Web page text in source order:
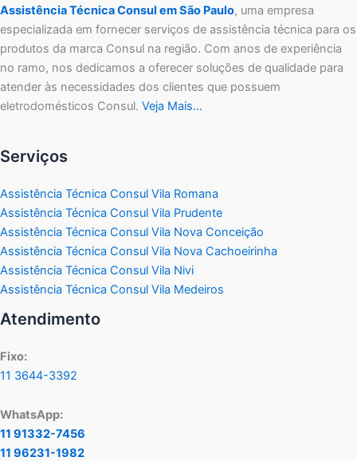
Assistência Técnica Consul em São Paulo, uma empresa
especializada em fornecer serviços de assistência técnica para os
produtos da marca Consul na região. Com anos de experiência
no ramo, nos dedicamos a oferecer soluções de qualidade para
atender às necessidades dos clientes que possuem
eletrodomésticos Consul. Veja Mais…
Serviços
Assistência Técnica Consul Vila Romana
Assistência Técnica Consul Vila Prudente
Assistência Técnica Consul Vila Nova Conceição
Assistência Técnica Consul Vila Nova Cachoeirinha
Assistência Técnica Consul Vila Nivi
Assistência Técnica Consul Vila Medeiros
Atendimento
Fixo:
11 3644-3392
WhatsApp:
11 91332-7456
11 96231-1982